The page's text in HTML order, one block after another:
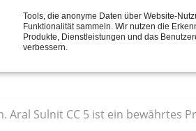
sowie für schwerste
Aral Sulnit CC 5 ist ein bewährtes
Tools, die anonyme Daten über Website-
Funktionalität sammeln. Wir nutzen die
Produkte, Dienstleistungen und das
verbessern.